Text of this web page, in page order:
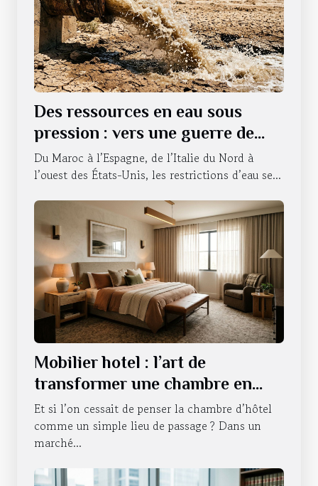
Des ressources en eau sous
pression : vers une guerre de
l’accessibilité ?
Du Maroc à l’Espagne, de l’Italie du Nord à
l’ouest des États-Unis, les restrictions d’eau se...
Mobilier hotel : l’art de
transformer une chambre en
expérience sensorielle
Et si l’on cessait de penser la chambre d’hôtel
comme un simple lieu de passage ? Dans un
marché...